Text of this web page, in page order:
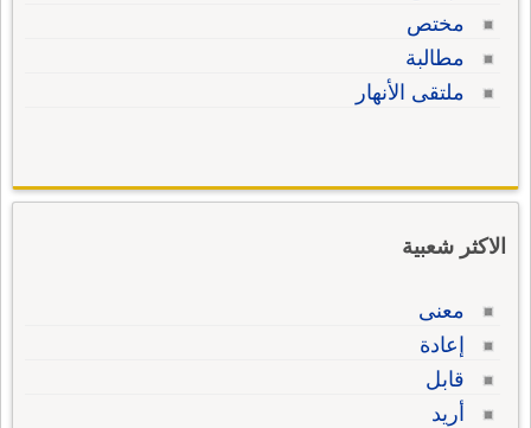
مختص
مطالبة
ملتقى الأنهار
الاكثر شعبية
معنى
إعادة
قابل
أريد